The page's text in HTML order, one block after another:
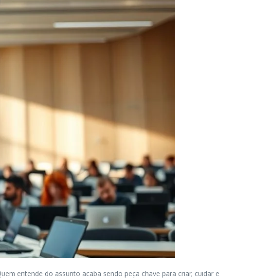
entende do assunto acaba sendo peça chave para criar, cuidar e